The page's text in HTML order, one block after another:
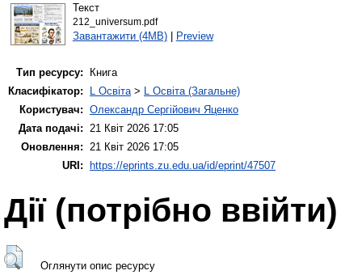
Текст
212_universum.pdf
Завантажити (4MB)| Preview
Тип ресурсу:
Книга
Класифікатор:
L Освіта> L Освіта (Загальне)
Користувач: Олександр Сергійович Яценко
Дата подачі: 21 Квіт 2026 17:05
Оновлення: 21 Квіт 2026 17:05
URI:
https://eprints.zu.edu.ua/id/eprint/47507
Дії ​​(потрібно ввійти)
Оглянути опис ресурсу